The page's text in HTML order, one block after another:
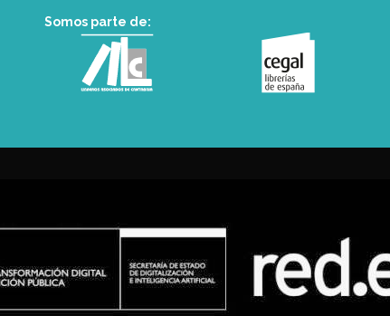
Somos parte de: